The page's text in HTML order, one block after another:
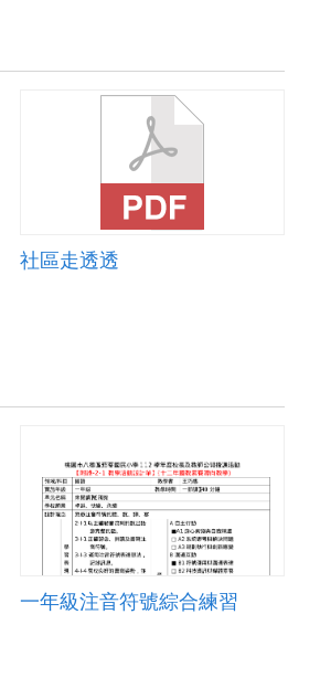
社區走透透
一年級注音符號綜合練習